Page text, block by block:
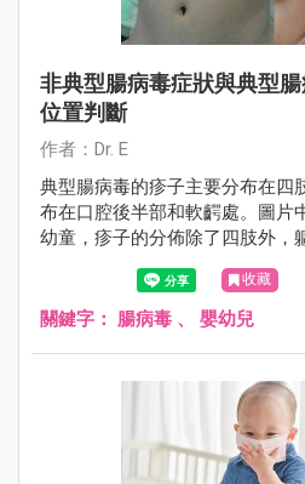
非典型腸病毒症狀與典型
位置判斷
作者：Dr. E
典型腸病毒的疹子主要分布在四
布在口腔後半部和軟齶處。圖片
幼童，疹子的分佈除了四肢外，
口腔潰瘍位置不是在後半部而是
型腸病毒表現不同。
收藏
關鍵字： 腸病毒 、 嬰幼兒